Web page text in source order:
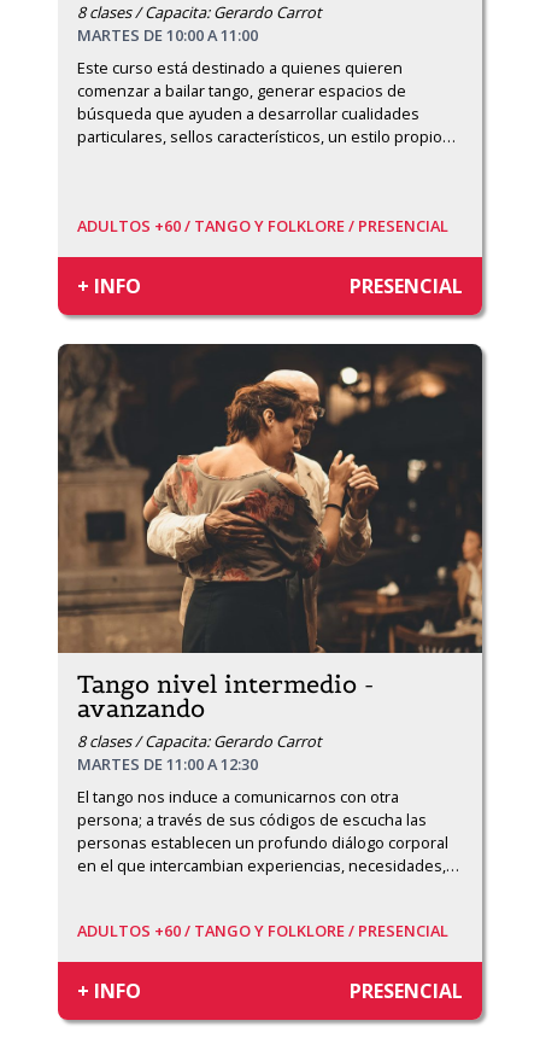
8 clases / Capacita: Gerardo Carrot
MARTES DE 10:00 A 11:00
Este curso está destinado a quienes quieren
comenzar a bailar tango, generar espacios de
búsqueda que ayuden a desarrollar cualidades
particulares, sellos característicos, un estilo propio…
ADULTOS +60 / TANGO Y FOLKLORE / PRESENCIAL
+ INFO PRESENCIAL
Tango nivel intermedio -
avanzando
8 clases / Capacita: Gerardo Carrot
MARTES DE 11:00 A 12:30
El tango nos induce a comunicarnos con otra
persona; a través de sus códigos de escucha las
personas establecen un profundo diálogo corporal
en el que intercambian experiencias, necesidades,…
ADULTOS +60 / TANGO Y FOLKLORE / PRESENCIAL
+ INFO PRESENCIAL